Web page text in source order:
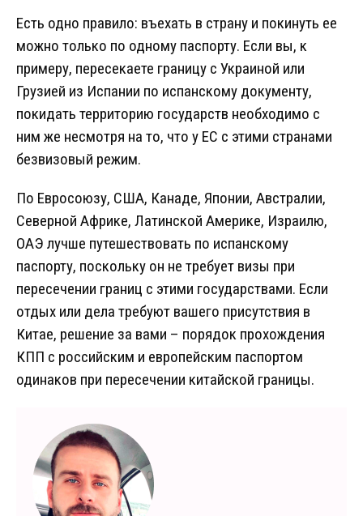
Есть одно правило: въехать в страну и покинуть ее
можно только по одному паспорту. Если вы, к
примеру, пересекаете границу с Украиной или
Грузией из Испании по испанскому документу,
покидать территорию государств необходимо с
ним же несмотря на то, что у ЕС с этими странами
безвизовый режим.
По Евросоюзу, США, Канаде, Японии, Австралии,
Северной Африке, Латинской Америке, Израилю,
ОАЭ лучше путешествовать по испанскому
паспорту, поскольку он не требует визы при
пересечении границ с этими государствами. Если
отдых или дела требуют вашего присутствия в
Китае, решение за вами – порядок прохождения
КПП с российским и европейским паспортом
одинаков при пересечении китайской границы.